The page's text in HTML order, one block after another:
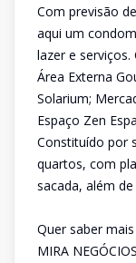
Com previsão
aqui um
lazer e serviços.
Área Externa
Solarium;
Espaço Zen
Constituído por
quartos, com
sacada, além
Quer saber
MIRA